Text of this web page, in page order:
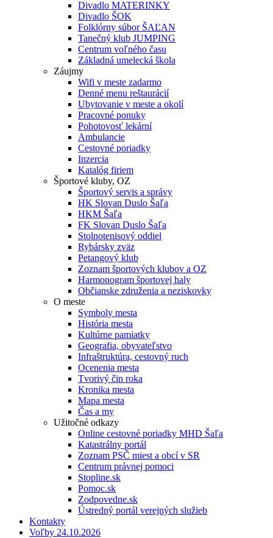
Divadlo MATERINKY
Divadlo ŠOK
Folklórny súbor ŠAĽAN
Tanečný klub JUMPING
Centrum voľného času
Základná umelecká škola
Záujmy
Wifi v meste zadarmo
Denné menu reštaurácií
Ubytovanie v meste a okolí
Pracovné ponuky
Pohotovosť lekární
Ambulancie
Cestovné poriadky
Inzercia
Katalóg firiem
Športové kluby, OZ
Športový servis a správy
HK Slovan Duslo Šaľa
HKM Šaľa
FK Slovan Duslo Šaľa
Stolnotenisový oddiel
Rybársky zväz
Petangový klub
Zoznam športových klubov a OZ
Harmonogram športovej haly
Občianske združenia a neziskovky
O meste
Symboly mesta
História mesta
Kultúrne pamiatky
Geografia, obyvateľstvo
Infraštruktúra, cestovný ruch
Ocenenia mesta
Tvorivý čin roka
Kronika mesta
Mapa mesta
Čas a my
Užitočné odkazy
Online cestovné poriadky MHD Šaľa
Katastrálny portál
Zoznam PSČ miest a obcí v SR
Centrum právnej pomoci
Stopline.sk
Pomoc.sk
Zodpovedne.sk
Ústredný portál verejných služieb
Kontakty
Voľby 24.10.2026